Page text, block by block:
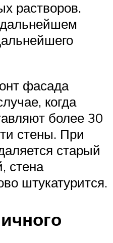
растворов.
фасада
когда
более 30
стены. При
старый
стена
штукатурится.